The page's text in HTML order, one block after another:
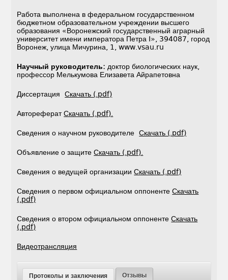
Работа выполнена в федеральном государственном
бюджетном образовательном учреждении высшего
образования «Воронежский государственный аграрный
университет имени императора Петра I», 394087, город
Воронеж, улица Мичурина, 1, www.vsau.ru
Научный руководитель: доктор биологических наук,
профессор Мелькумова Елизавета Айрапетовна
ДиссертацияСкачать (.pdf)
АвторефератСкачать (.pdf).
Сведения о научном руководителеСкачать (.pdf)
Объявление о защитеСкачать (.pdf).
Сведения о ведущей организацииСкачать (.pdf)
Сведения о первом официальном оппонентеСкачать
(.pdf)
Сведения о втором официальном оппонентеСкачать
(.pdf)
Видеотрансляция
Протоколы и заключения Отзывы